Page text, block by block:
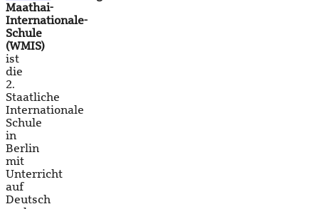
Maathai-
Internationale-
Schule
(WMIS)
ist
die
2.
Staatliche
Internationale
Schule
in
Berlin
mit
Unterricht
auf
Deutsch